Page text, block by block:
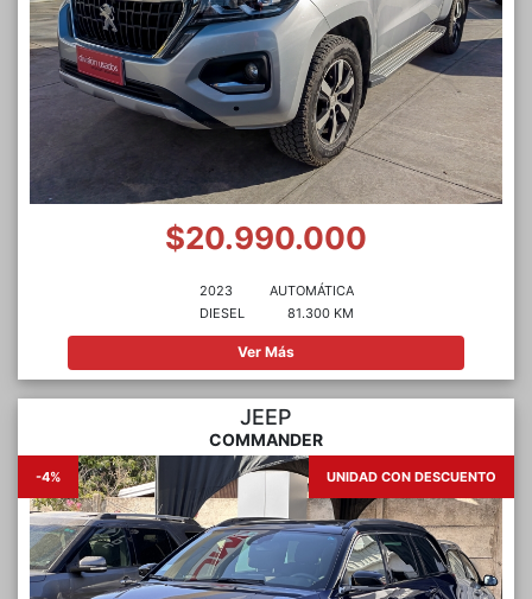
$20.990.000
2023
DIESEL
AUTOMÁTICA
81.300 KM
Ver Más
JEEP
COMMANDER
-4% UNIDAD CON DESCUENTO